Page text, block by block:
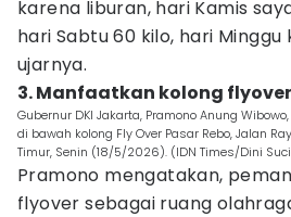
karena liburan, hari Kamis
hari Sabtu 60 kilo, hari Minggu
ujarnya.
3. Manfaatkan kolong
Gubernur DKI Jakarta, Pramono Anung
di bawah kolong Fly Over Pasar Rebo, Jalan
Timur, Senin (18/5/2026). (IDN Times/Dini
Pramono mengatakan,
flyover sebagai ruang